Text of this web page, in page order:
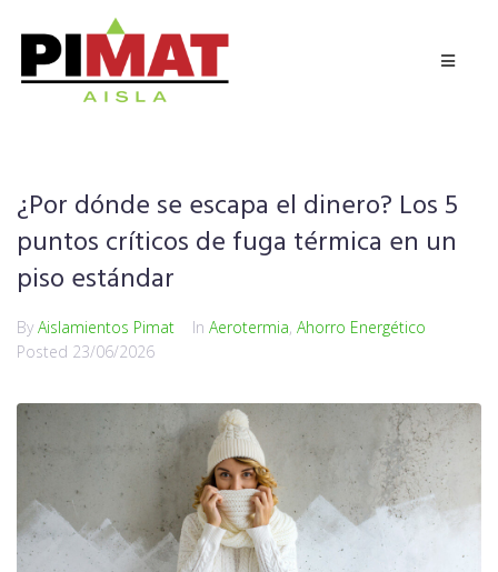
¿Por dónde se escapa el dinero? Los 5
puntos críticos de fuga térmica en un
piso estándar
By Aislamientos Pimat In Aerotermia, Ahorro Energético
Posted 23/06/2026